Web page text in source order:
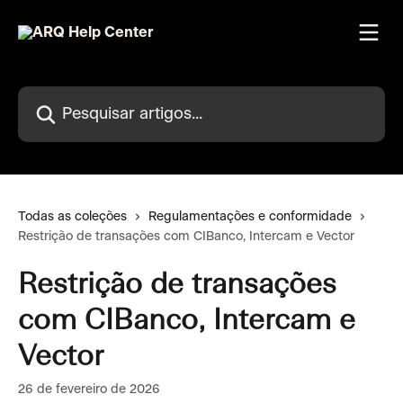
Pesquisar artigos...
Todas as coleções
Regulamentações e conformidade
Restrição de transações com CIBanco, Intercam e Vector
Restrição de transações
com CIBanco, Intercam e
Vector
26 de fevereiro de 2026